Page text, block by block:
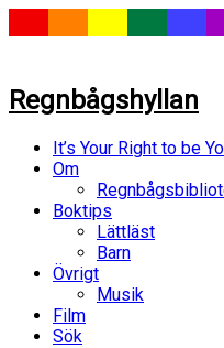
Regnbågshyllan
It’s Your Right to be
Om
Boktips
Lättläst
Barn
Övrigt
Musik
Film
Sök